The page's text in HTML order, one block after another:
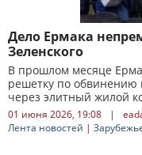
Дело Ермака
Зеленского
В прошлом месяце
решетку по обвинению
через элитный жилой
01 июня 2026, 19:08 |
Лента новостей |